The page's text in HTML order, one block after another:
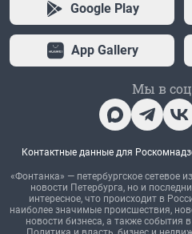
Google Play
App Gallery
Мы в
Контактные данные для
«Фонтанка» — петербургское сетевое
новости Петербурга, но и
интересное, что происходит в
наиболее значимые происшествия,
новости бизнеса, а также события